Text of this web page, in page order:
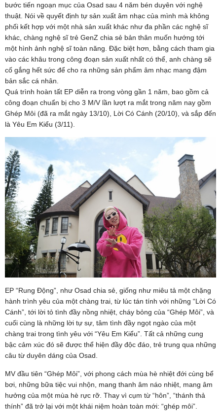
bước tiến ngoạn mục của Osad sau 4 năm bén duyên với nghệ
thuật. Nói về quyết định tự sản xuất âm nhạc của mình mà không
phối kết hợp với một nhà sản xuất khác như đa phần các nghệ sĩ
khác, chàng nghệ sĩ trẻ GenZ chia sẻ bản thân muốn hướng tới
một hình ảnh nghệ sĩ toàn năng. Đặc biệt hơn, bằng cách tham gia
vào các khâu trong công đoạn sản xuất nhất có thể, anh chàng sẽ
cố gắng hết sức để cho ra những sản phẩm âm nhạc mang đậm
bản sắc cá nhân.
Quá trình hoàn tất EP diễn ra trong vòng gần 1 năm, bao gồm cả
công đoạn chuẩn bị cho 3 M/V lần lượt ra mắt trong năm nay gồm
Ghép Môi (đã ra mắt ngày 13/10), Lời Có Cánh (20/10), và sắp đến
là Yêu Em Kiểu (3/11).
EP “Rung Động”, như Osad chia sẻ, giống như miêu tả một chặng
hành trình yêu của một chàng trai, từ lúc tán tính với những “Lời Có
Cánh”, tới lời tỏ tình đầy nồng nhiệt, cháy bỏng của “Ghép Môi”, và
cuối cùng là những lời tự sự, tâm tình đầy ngọt ngào của một
chàng trai trong tình yêu với “Yêu Em Kiểu”. Tất cả những cung
bậc cảm xúc đó sẽ được thể hiện đầy độc đáo, trẻ trung qua những
câu từ duyên dáng của Osad.
MV đầu tiên “Ghép Môi”, với phong cách mùa hè nhiệt đới cùng bể
bơi, những bữa tiệc vui nhộn, mang thanh âm náo nhiệt, mang âm
hưởng của một mùa hè rực rỡ. Thay vì cụm từ “hôn”, “thánh thả
thính” đã trở lại với một khái niệm hoàn toàn mới: “ghép môi”.